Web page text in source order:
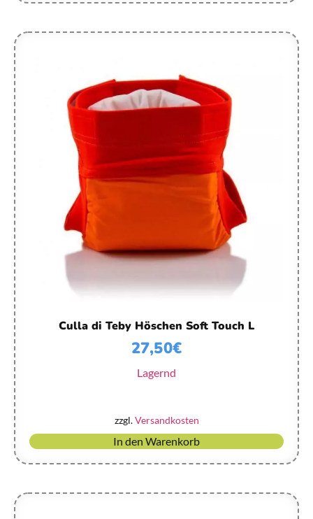
Culla di Teby Höschen Soft Touch L
27,50€
Lagernd
zzgl.Versandkosten
In den Warenkorb